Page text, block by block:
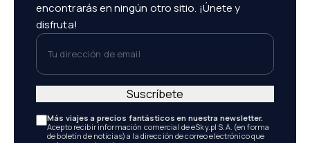
encontrarás en ningún otro sitio. ¡Únete y
disfruta!
Tu dirección de email
Más viajes a precios fantásticos en nuestra newsletter.
Acepto recibir información comercial de eSky.pl S.A. (en forma
de boletín de noticias) a la dirección de correo electrónico que
Suscríbete